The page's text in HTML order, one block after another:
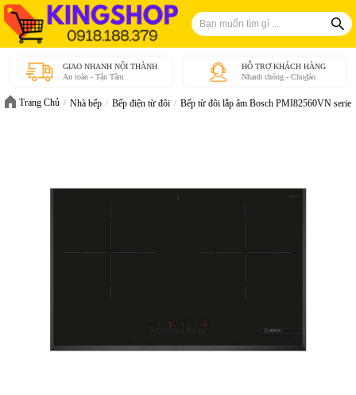
GIAO NHANH NỘI THÀNH
An toàn - Tận Tâm
HỖ TRỢ KHÁCH HÀNG
Nhanh chóng - Chu₫áo
Trang Chủ Nhà bếp Bếp điện từ đôi Bếp từ đôi lắp âm Bosch PMI82560VN serie